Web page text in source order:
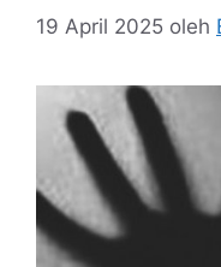
19 April 2025 oleh